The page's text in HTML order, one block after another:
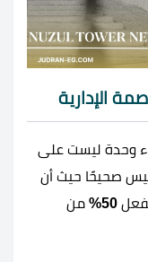
الإدارية
وحدة ليست على
صحيحًا حيث أن
50%
من